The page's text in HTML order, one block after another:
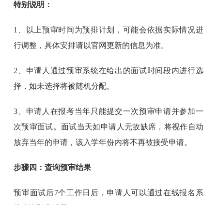
特别说明：
1、以上预审时间为预排计划，可能会依据实际情况进
行调整，具体安排请以官网更新的信息为准。
2、申请人通过预审系统在给出的面试时间段内进行选
择，如未选择将被随机分配。
3、申请人在报考当年只能提交一次预审申请并参加一
次预审面试。面试当天如申请人无故缺席，将视作自动
放弃当年的申请，该入学年份内将不再被接受申请。
步骤四：查询预审结果
预审面试后7个工作日后，申请人可以通过在线报名系